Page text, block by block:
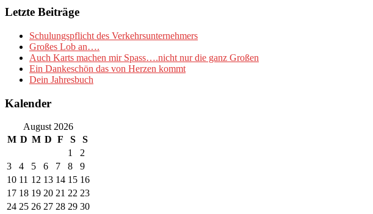
Letzte Beiträge
Schulungspflicht des Verkehrsunternehmers
Großes Lob an….
Auch Karts machen mir Spass….nicht nur die ganz Großen
Ein Dankeschön das von Herzen kommt
Dein Jahresbuch
Kalender
August 2026
M D M D F S
S
1
2
3
4 5 6 7 8
9
10 11 12 13 14 15 16
17 18 19 20 21 22 23
24 25 26 27 28 29 30